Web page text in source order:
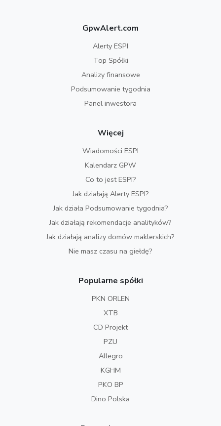
GpwAlert.com
Alerty ESPI
Top Spółki
Analizy finansowe
Podsumowanie tygodnia
Panel inwestora
Więcej
Wiadomości ESPI
Kalendarz GPW
Co to jest ESPI?
Jak działają Alerty ESPI?
Jak działa Podsumowanie tygodnia?
Jak działają rekomendacje analityków?
Jak działają analizy domów maklerskich?
Nie masz czasu na giełdę?
Popularne spółki
PKN ORLEN
XTB
CD Projekt
PZU
Allegro
KGHM
PKO BP
Dino Polska